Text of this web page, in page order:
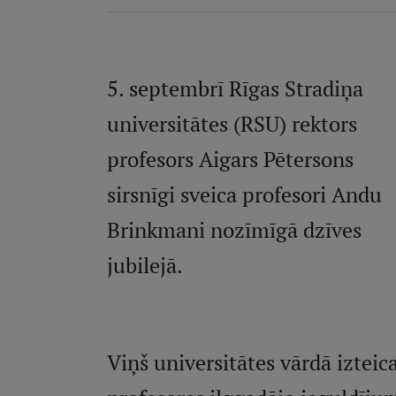
5. septembrī Rīgas Stradiņa
universitātes (RSU) rektors
profesors Aigars Pētersons
sirsnīgi sveica profesori Andu
Brinkmani nozīmīgā dzīves
jubilejā.
Viņš universitātes vārdā